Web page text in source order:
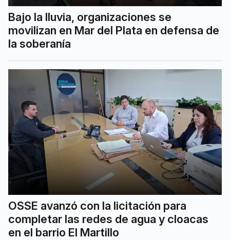
Bajo la lluvia, organizaciones se
movilizan en Mar del Plata en defensa de
la soberanía
OSSE avanzó con la licitación para
completar las redes de agua y cloacas
en el barrio El Martillo